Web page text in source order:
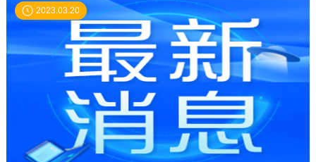
2023.03.20